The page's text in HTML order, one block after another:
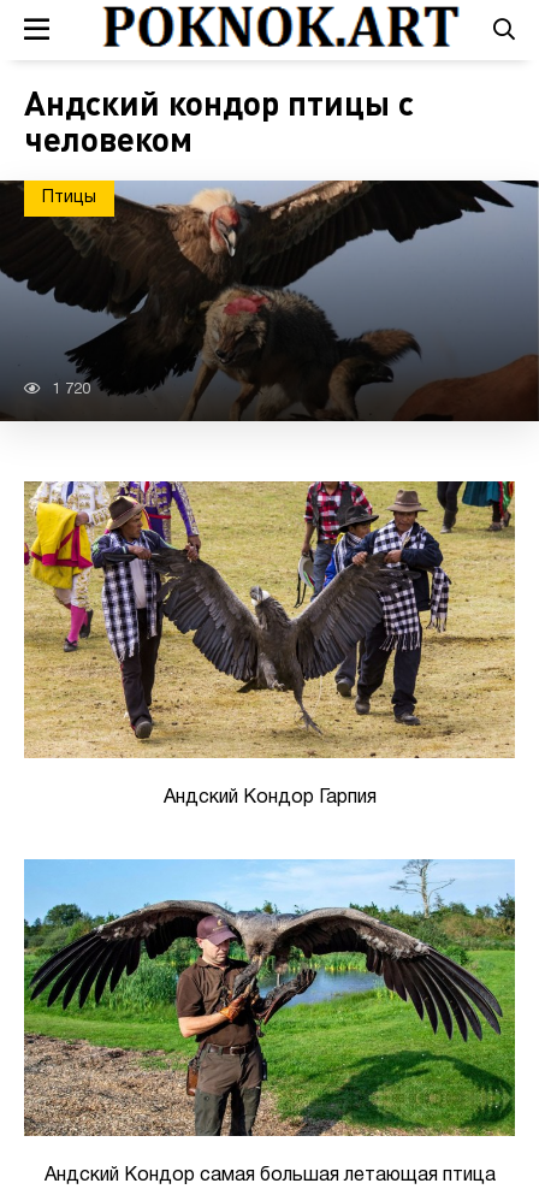
Андский кондор птицы с
человеком
Птицы
1 720
Андский Кондор Гарпия
Андский Кондор самая большая летающая птица